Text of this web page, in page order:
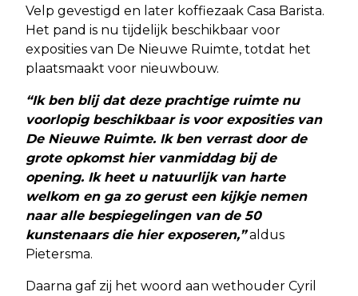
Velp gevestigd en later koffiezaak Casa Barista.
Het pand is nu tijdelijk beschikbaar voor
exposities van De Nieuwe Ruimte, totdat het
plaatsmaakt voor nieuwbouw.
“Ik ben blij dat deze prachtige ruimte nu
voorlopig beschikbaar is voor exposities van
De Nieuwe Ruimte. Ik ben verrast door de
grote opkomst hier vanmiddag bij de
opening. Ik heet u natuurlijk van harte
welkom en ga zo gerust een kijkje nemen
naar alle bespiegelingen van de 50
kunstenaars die hier exposeren,”aldus
Pietersma.
Daarna gaf zij het woord aan wethouder Cyril